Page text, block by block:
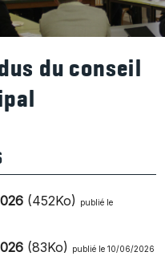
du conseil
(452Ko) publié le
(83Ko) publié le 10/06/2026